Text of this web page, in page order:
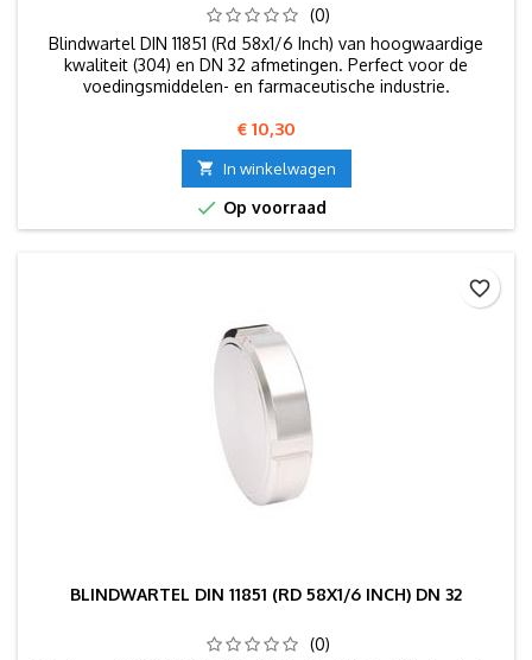
(0)
Blindwartel DIN 11851 (Rd 58x1/6 Inch) van hoogwaardige
kwaliteit (304) en DN 32 afmetingen. Perfect voor de
voedingsmiddelen- en farmaceutische industrie.
Prijs
€ 10,30
 In winkelwagen
 Op voorraad
BLINDWARTEL DIN 11851 (RD 58X1/6 INCH) DN 32
(0)
favorite_border